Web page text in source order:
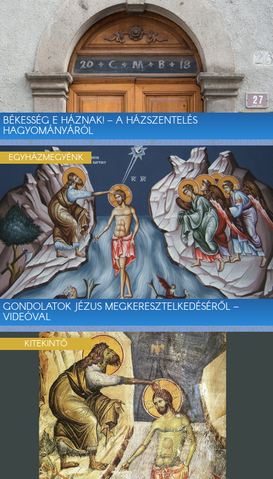
BÉKESSÉG E HÁZNAK! – A HÁZSZENTELÉS
HAGYOMÁNYÁRÓL
GONDOLATOK JÉZUS MEGKERESZTELKEDÉSÉRŐL –
VIDEÓVAL
EGYHÁZMEGYÉNK
KITEKINTŐ